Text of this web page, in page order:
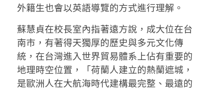
外籍生也會以英語導覽的方式進行理解。
蘇慧貞在校長室內指著遠方說，成大位在台
南市，有著得天獨厚的歷史與多元文化傳
統，在台灣進入世界貿易體系上佔有重要的
地理時空位置，「荷蘭人建立的熱蘭遮城，
是歐洲人在大航海時代建構最完整、最遠的